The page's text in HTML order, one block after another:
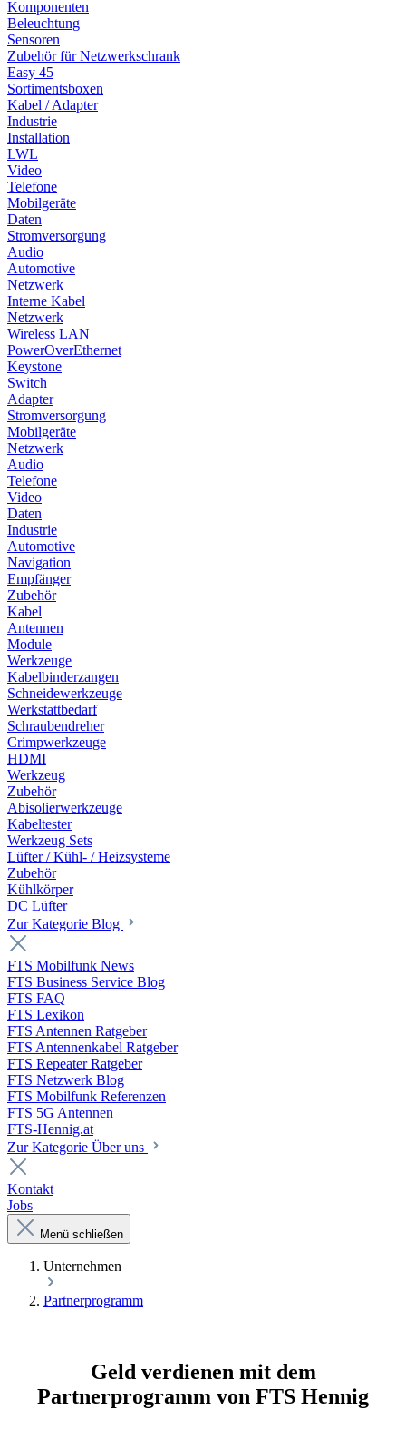
Komponenten
Beleuchtung
Sensoren
Zubehör für Netzwerkschrank
Easy 45
Sortimentsboxen
Kabel / Adapter
Industrie
Installation
LWL
Video
Telefone
Mobilgeräte
Daten
Stromversorgung
Audio
Automotive
Netzwerk
Interne Kabel
Netzwerk
Wireless LAN
PowerOverEthernet
Keystone
Switch
Adapter
Stromversorgung
Mobilgeräte
Netzwerk
Audio
Telefone
Video
Daten
Industrie
Automotive
Navigation
Empfänger
Zubehör
Kabel
Antennen
Module
Werkzeuge
Kabelbinderzangen
Schneidewerkzeuge
Werkstattbedarf
Schraubendreher
Crimpwerkzeuge
HDMI
Werkzeug
Zubehör
Abisolierwerkzeuge
Kabeltester
Werkzeug Sets
Lüfter / Kühl- / Heizsysteme
Zubehör
Kühlkörper
DC Lüfter
Zur Kategorie Blog
FTS Mobilfunk News
FTS Business Service Blog
FTS FAQ
FTS Lexikon
FTS Antennen Ratgeber
FTS Antennenkabel Ratgeber
FTS Repeater Ratgeber
FTS Netzwerk Blog
FTS Mobilfunk Referenzen
FTS 5G Antennen
FTS-Hennig.at
Zur Kategorie Über uns
Kontakt
Jobs
Menü schließen
Unternehmen
Partnerprogramm
Geld verdienen mit dem
Partnerprogramm von FTS Hennig